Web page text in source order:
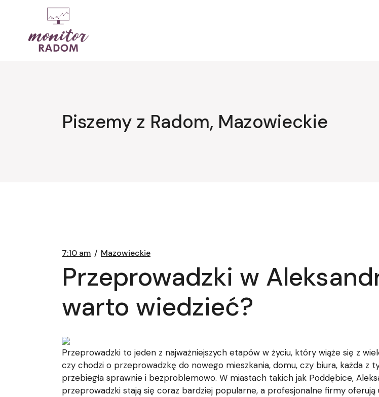
Piszemy z Radom, Mazowieckie
7:10 am Mazowieckie
Przeprowadzki w
warto wiedzieć?
Przeprowadzki to jeden z najważniejszych etapów w życiu, który wiąże się z
czy chodzi o przeprowadzkę do nowego mieszkania, domu, czy biura, każda z
przebiegła sprawnie i bezproblemowo. W miastach takich jak Poddębice,
przeprowadzki stają się coraz bardziej popularne, a profesjonalne firmy